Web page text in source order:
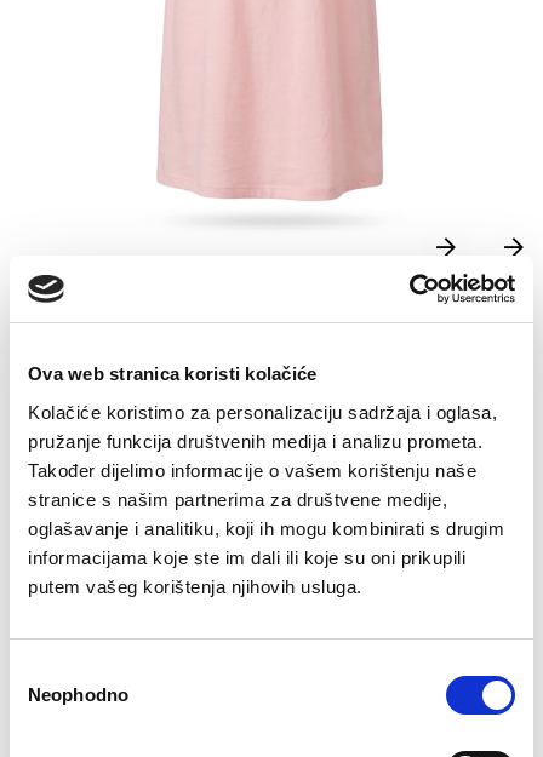
Ova web stranica koristi kolačiće
Kolačiće koristimo za personalizaciju sadržaja i oglasa,
pružanje funkcija društvenih medija i analizu prometa.
Također dijelimo informacije o vašem korištenju naše
stranice s našim partnerima za društvene medije,
oglašavanje i analitiku, koji ih mogu kombinirati s drugim
informacijama koje ste im dali ili koje su oni prikupili
putem vašeg korištenja njihovih usluga.
Selection
Neophodno
Spavaćica za djevojčice Una
0,00KM
Šifra artikla: GD12705-000
BOJA
VELIČINA
10 12 14 16 8
- +